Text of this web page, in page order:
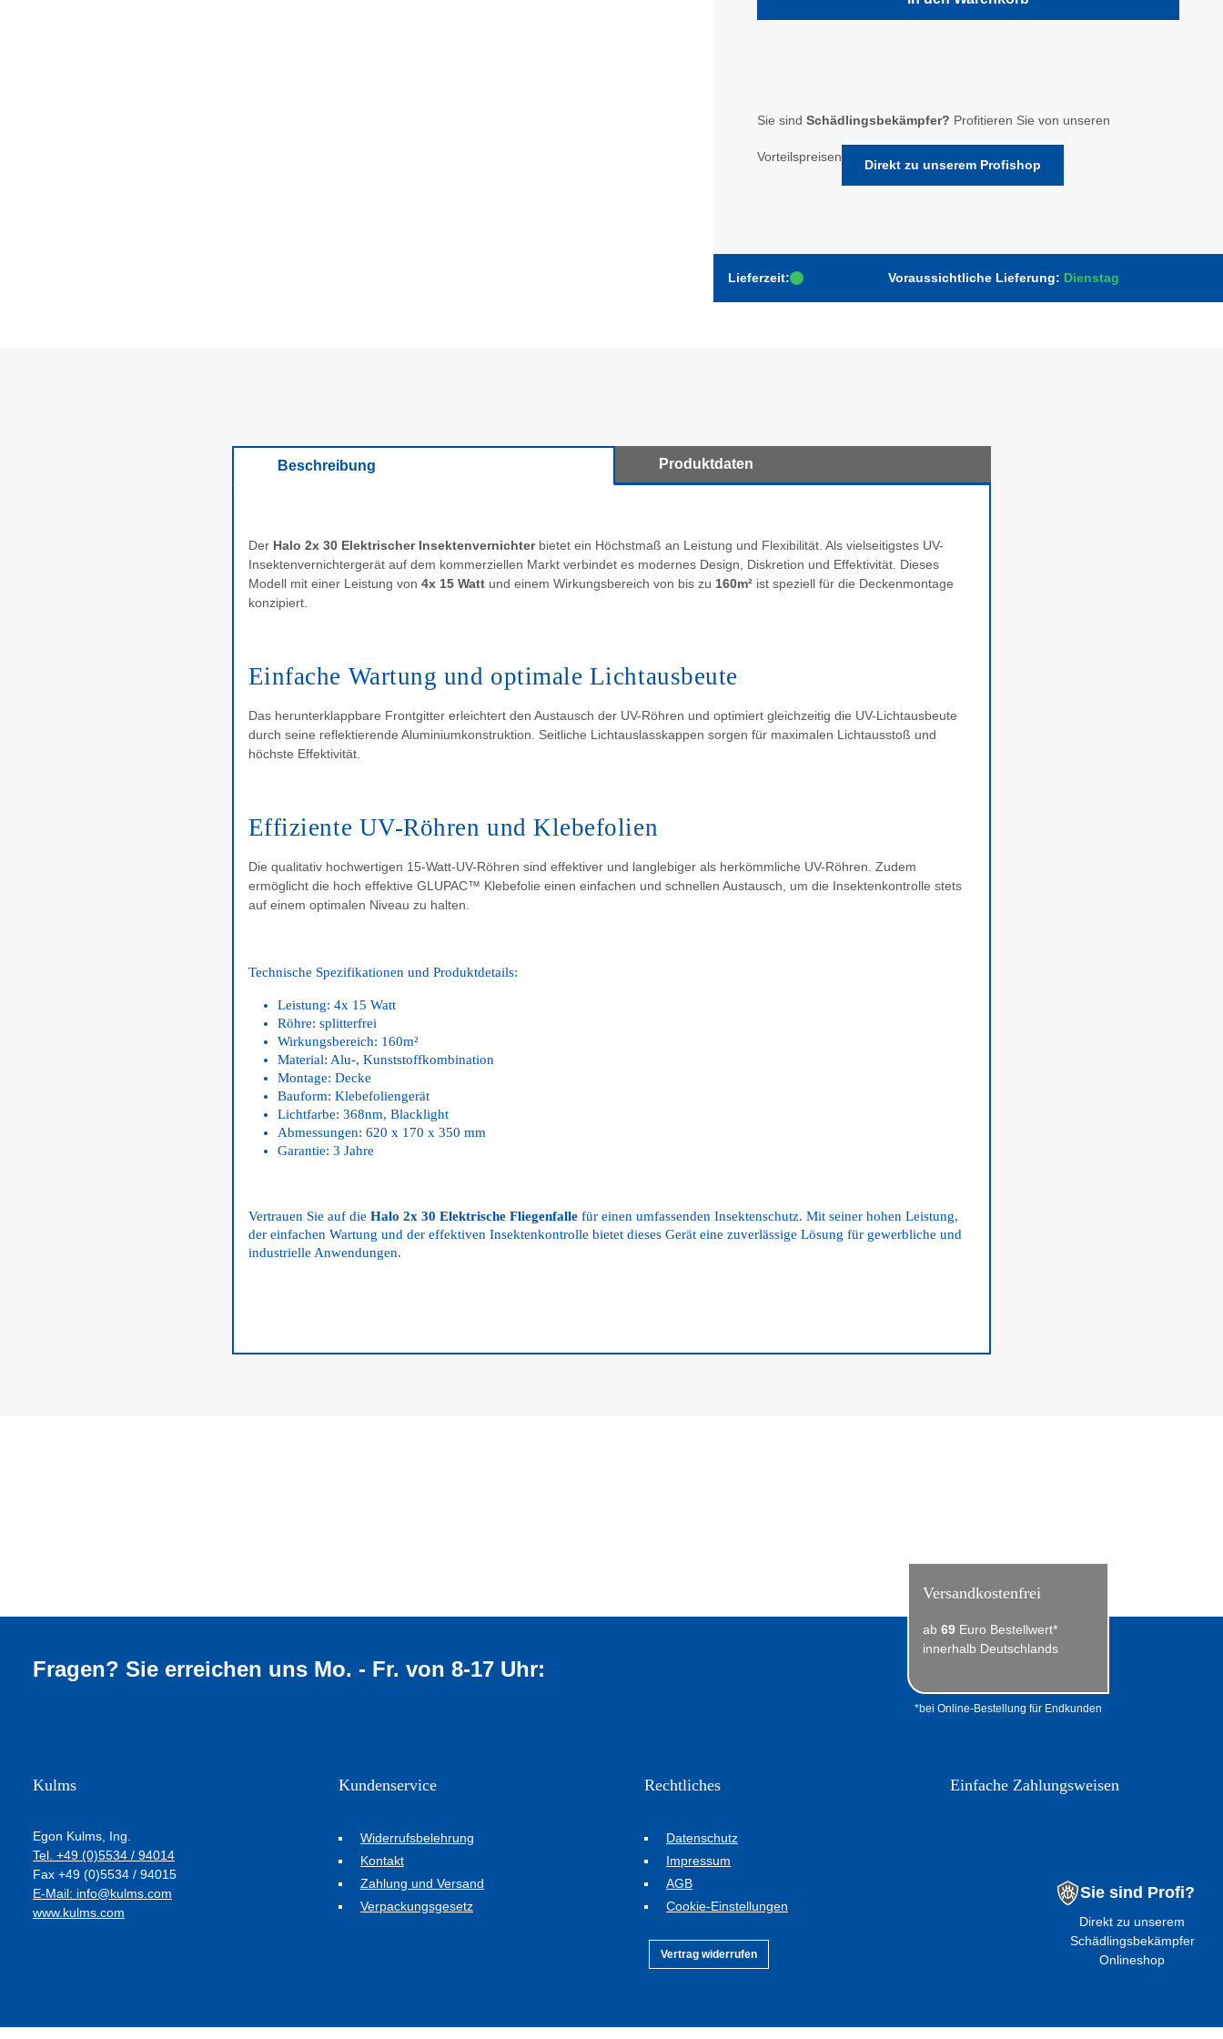
Sie sind Schädlingsbekämpfer? Profitieren Sie von unseren
Vorteilspreisen
Direkt zu unserem Profishop
Lieferzeit: Voraussichtliche Lieferung: Dienstag
Beschreibung Produktdaten
Der Halo 2x 30 Elektrischer Insektenvernichterbietet ein Höchstmaß an Leistung und Flexibilität. Als vielseitigstes UV-
Insektenvernichtergerät auf dem kommerziellen Markt verbindet es modernes Design, Diskretion und Effektivität. Dieses
Modell mit einer Leistung von 4x 15 Wattund einem Wirkungsbereich von bis zu 160m²ist speziell für die Deckenmontage
konzipiert.
Einfache Wartung und optimale Lichtausbeute
Das herunterklappbare Frontgitter erleichtert den Austausch der UV-Röhren und optimiert gleichzeitig die UV-Lichtausbeute
durch seine reflektierende Aluminiumkonstruktion. Seitliche Lichtauslasskappen sorgen für maximalen Lichtausstoß und
höchste Effektivität.
Effiziente UV-Röhren und Klebefolien
Die qualitativ hochwertigen 15-Watt-UV-Röhren sind effektiver und langlebiger als herkömmliche UV-Röhren. Zudem
ermöglicht die hoch effektive GLUPAC™ Klebefolie einen einfachen und schnellen Austausch, um die Insektenkontrolle stets
auf einem optimalen Niveau zu halten.
Technische Spezifikationen und Produktdetails:
Leistung: 4x 15 Watt
Röhre: splitterfrei
Wirkungsbereich: 160m²
Material: Alu-, Kunststoffkombination
Montage: Decke
Bauform: Klebefoliengerät
Lichtfarbe: 368nm, Blacklight
Abmessungen: 620 x 170 x 350 mm
Garantie: 3 Jahre
Vertrauen Sie auf die Halo 2x 30 Elektrische Fliegenfallefür einen umfassenden Insektenschutz. Mit seiner hohen Leistung,
der einfachen Wartung und der effektiven Insektenkontrolle bietet dieses Gerät eine zuverlässige Lösung für gewerbliche und
industrielle Anwendungen.
Fragen? Sie erreichen uns Mo. - Fr. von 8-17 Uhr:
Versandkostenfrei
ab 69 Euro Bestellwert*
innerhalb Deutschlands
*bei Online-Bestellung für Endkunden
Kulms
Egon Kulms, Ing.
Tel. +49 (0)5534 / 94014
Fax +49 (0)5534 / 94015
E-Mail: info@kulms.com
www.kulms.com
Kundenservice
Widerrufsbelehrung
Kontakt
Zahlung und Versand
Verpackungsgesetz
Rechtliches
Datenschutz
Impressum
AGB
Cookie-Einstellungen
Vertrag widerrufen
Einfache Zahlungsweisen
Sie sind Profi?
Direkt zu unserem
Schädlingsbekämpfer
Onlineshop